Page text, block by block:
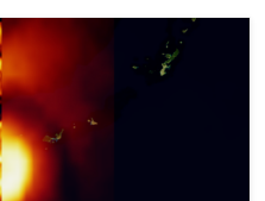
기후 과학 기술을 강화하는